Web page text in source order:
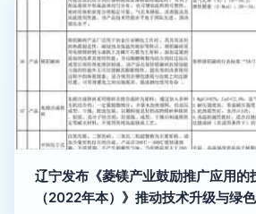
辽宁发布《菱镁产业鼓励推广应用的
（2022年本）》推动技术升级与绿